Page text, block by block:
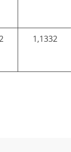
1,1332